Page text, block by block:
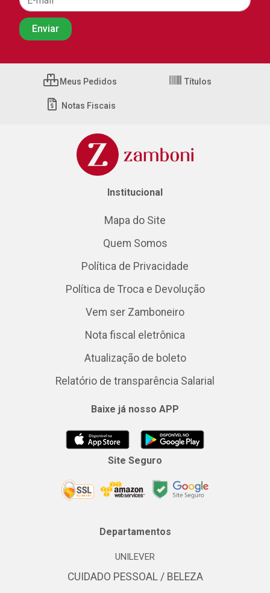
Meus Pedidos Títulos
Notas Fiscais
Institucional
Mapa do Site
Quem Somos
Política de Privacidade
Política de Troca e Devolução
Vem ser Zamboneiro
Nota fiscal eletrônica
Atualização de boleto
Relatório de transparência Salarial
Baixe já nosso APP
Site Seguro
Departamentos
UNILEVER
CUIDADO PESSOAL / BELEZA